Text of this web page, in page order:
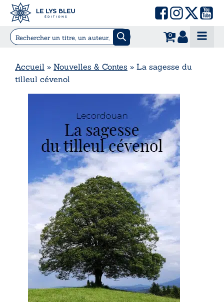
0
Accueil » Nouvelles & Contes » La sagesse du
tilleul cévenol